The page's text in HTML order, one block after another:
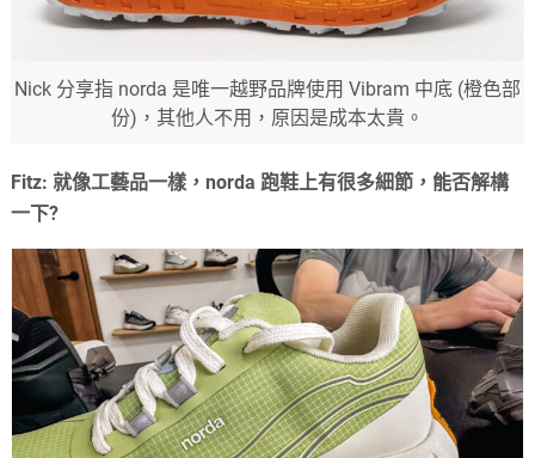
Nick 分享指 norda 是唯一越野品牌使用 Vibram 中底 (橙色部
份)，其他人不用，原因是成本太貴。
Fitz: 就像工藝品一樣，norda 跑鞋上有很多細節，能否解構
一下?